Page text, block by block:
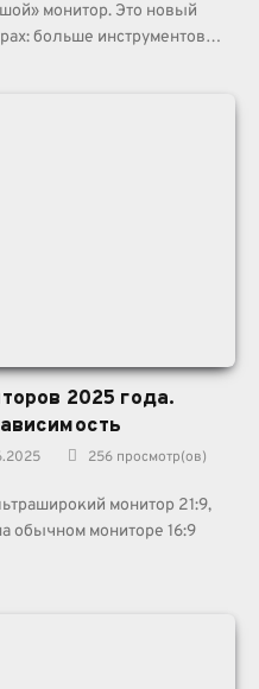
монитор. Это новый
больше инструментов…
2025 года.
256 просмотр(ов)
монитор 21:9,
обычном мониторе 16:9